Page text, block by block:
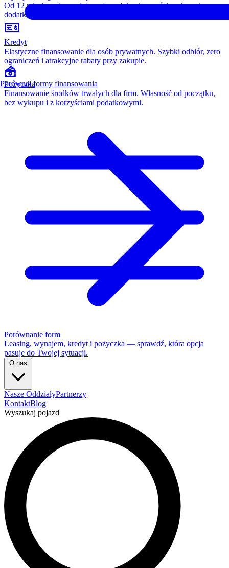
Od 12 miesięcy, bez opłaty wstępnej, konieczności wykupu i
dodatkowych kosztów. Wszystko w cenie raty.
Kredyt
Elastyczne finansowanie dla osób prywatnych. Szybki odbiór, zero
ograniczeń i atrakcyjne rabaty przy zakupie.
Pożyczka
Finansowanie środków trwałych dla firm. Własność od początku,
bez wykupu i z korzyściami podatkowymi.
Porównanie form
Leasing, wynajem, kredyt i pożyczka — sprawdź, która opcja
pasuje do Twojej sytuacji.
O nas
Nasze OddziałyPartnerzy
KontaktBlog
Wyszukaj pojazd
Porównaj formy finansowania